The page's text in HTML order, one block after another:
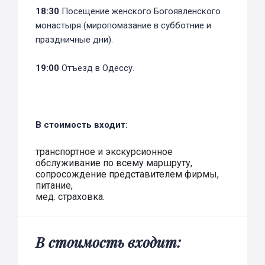
18:30 Посещение женского Богоявленского
монастыря (миропомазание в субботние и
праздничные дни).
19:00 Отъезд в Одессу.
В стоимость входит:
транспортное и экскурсионное
обслуживание по всему маршруту,
сопросождение представителем фирмы,
питание,
мед. страховка.
В стоимость входит: